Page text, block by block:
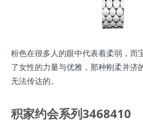
粉色在很多人的眼中代表着柔弱，而
了女性的力量与优雅，那种刚柔并济
无法传达的。
积家约会系列3468410